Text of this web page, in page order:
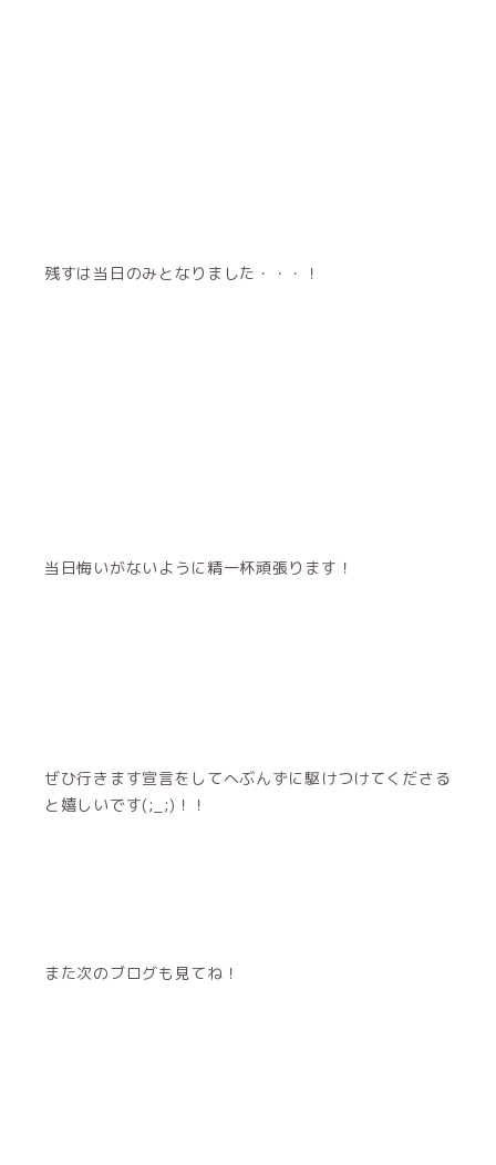
残すは当日のみとなりました・・・！
当日悔いがないように精一杯頑張ります！
ぜひ行きます宣言をしてへぶんずに駆けつけてくださる
と嬉しいです(;_;)！！
また次のブログも見てね！